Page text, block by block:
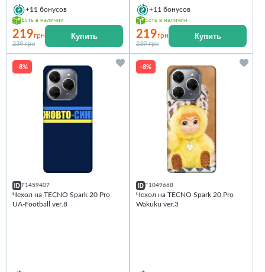
+11 бонусов
Есть в наличии
219грн
239 грн
Купить
+11 бонусов
Есть в наличии
219грн
239 грн
Купить
-8%
F1459407
Чехол на TECNO Spark 20 Pro
UA-Football ver.8
-8%
F1049668
Чехол на TECNO Spark 20 Pro
Wakuku ver.3